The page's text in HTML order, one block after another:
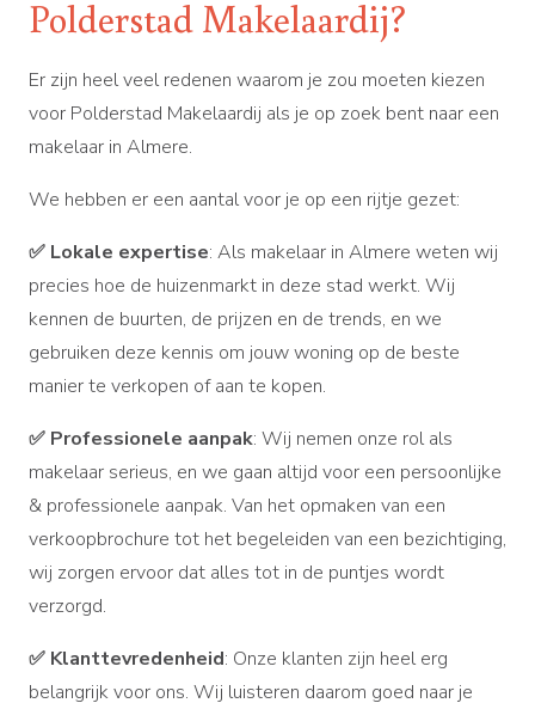
Polderstad Makelaardij?
Er zijn heel veel redenen waarom je zou moeten kiezen
voor Polderstad Makelaardij als je op zoek bent naar een
makelaar in Almere.
We hebben er een aantal voor je op een rijtje gezet:
✅ Lokale expertise: Als makelaar in Almere weten wij
precies hoe de huizenmarkt in deze stad werkt. Wij
kennen de buurten, de prijzen en de trends, en we
gebruiken deze kennis om jouw woning op de beste
manier te verkopen of aan te kopen.
✅ Professionele aanpak: Wij nemen onze rol als
makelaar serieus, en we gaan altijd voor een persoonlijke
& professionele aanpak. Van het opmaken van een
verkoopbrochure tot het begeleiden van een bezichtiging,
wij zorgen ervoor dat alles tot in de puntjes wordt
verzorgd.
✅ Klanttevredenheid: Onze klanten zijn heel erg
belangrijk voor ons. Wij luisteren daarom goed naar je